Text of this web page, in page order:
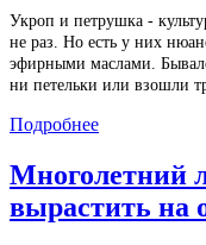
Укроп и петрушка -
не раз. Но есть у них
эфирными маслами.
ни петельки или взошли
Подробнее
Многолетний
вырастить на